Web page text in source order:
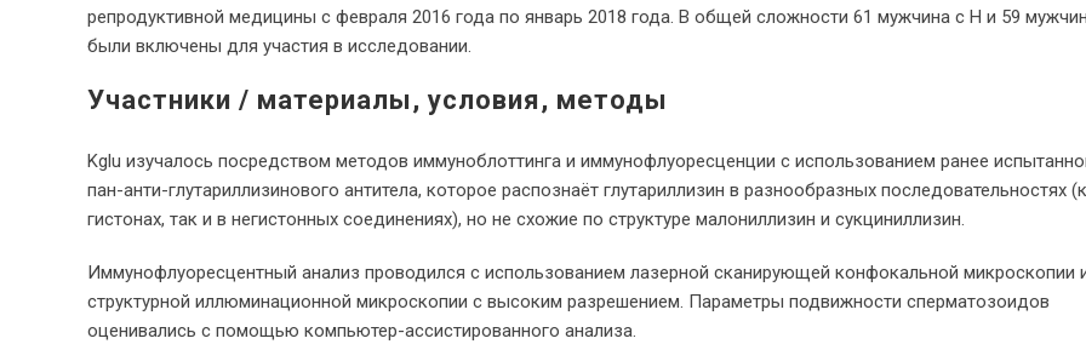
репродуктивной медицины с февраля 2016 года по январь 2018 года. В общей сложности 61 мужчина с Н и 59
были включены для участия в исследовании.
Участники / материалы, условия, методы
Kglu изучалось посредством методов иммуноблоттинга и иммунофлуоресценции с использованием ранее
пан-анти-глутариллизинового антитела, которое распознаёт глутариллизин в разнообразных последовательностях
гистонах, так и в негистонных соединениях), но не схожие по структуре малониллизин и сукциниллизин.
Иммунофлуоресцентный анализ проводился с использованием лазерной сканирующей конфокальной микроскопии
структурной иллюминационной микроскопии с высоким разрешением. Параметры подвижности сперматозоидов
оценивались с помощью компьютер-ассистированного анализа.